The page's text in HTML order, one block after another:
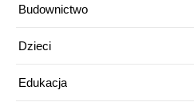
Budownictwo
Dzieci
Edukacja